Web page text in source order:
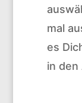
mal
es
in